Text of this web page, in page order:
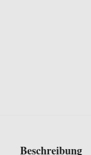
Beschreibung